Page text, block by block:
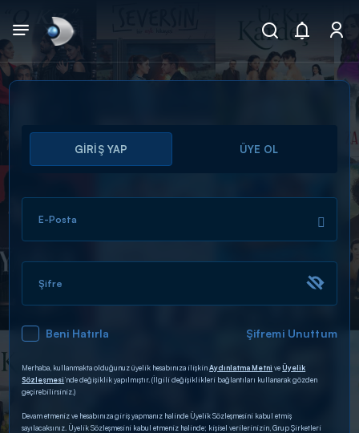
Arama
ARAMA SONUÇLARI
DİĞER SONUÇLAR
GİRİŞ YAP ÜYE OL
E-Posta
Şifre
Beni Hatırla Şifremi Unuttum
Merhaba, kullanmakta olduğunuz üyelik hesabınıza ilişkinAydınlatma Metni veÜyelik
Sözleşmesi’nde değişiklik yapılmıştır. (İlgili değişiklikleri bağlantıları kullanarak gözden
geçirebilirsiniz.)
Devam etmeniz ve hesabınıza giriş yapmanız halinde Üyelik Sözleşmesini kabul etmiş
sayılacaksınız. Üyelik Sözleşmesini kabul etmeniz halinde; kişisel verilerinizin, Grup Şirketleri